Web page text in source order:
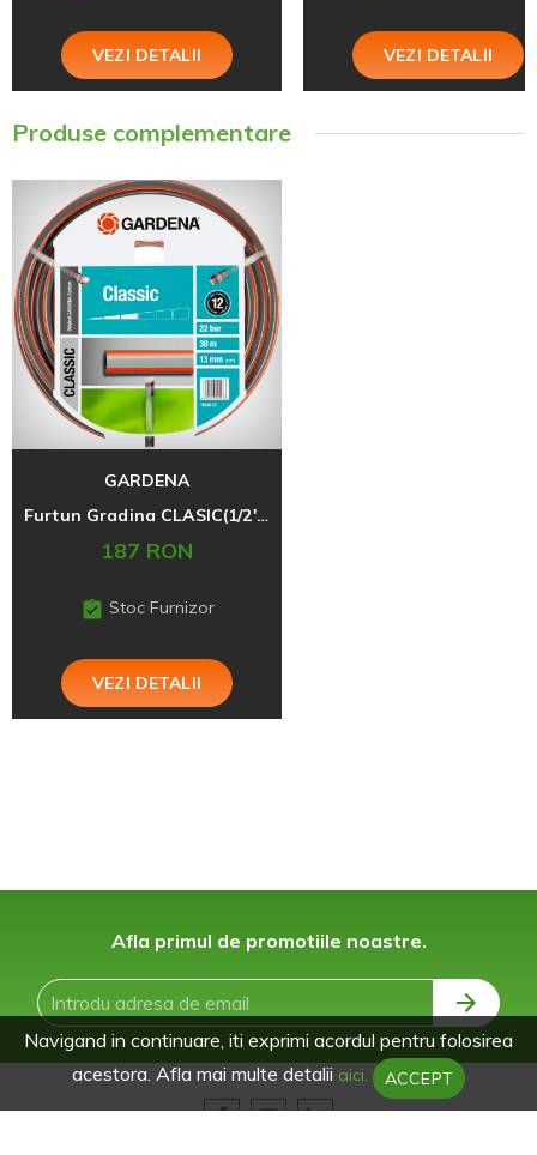
VEZI DETALII VEZI DETALII
Produse complementare
GARDENA
Furtun Gradina CLASIC(1/2'')30m
187 RON
Stoc Furnizor
VEZI DETALII
Afla primul de promotiile noastre.
Navigand in continuare, iti exprimi acordul pentru folosirea
acestora. Afla mai multe detalii aici. ACCEPT